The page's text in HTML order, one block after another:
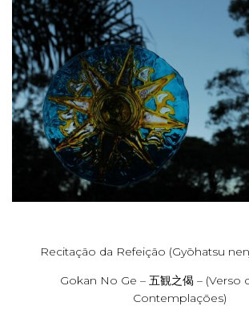
Recitação da Refeição (Gyōhatsu
Gokan No Ge – 五観之偈 – (Verso
Contemplações)